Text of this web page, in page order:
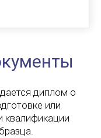
диплом о
или
квалификации